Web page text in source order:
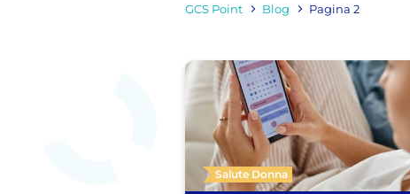
GCS Point Blog Pagina 2
Salute Donna